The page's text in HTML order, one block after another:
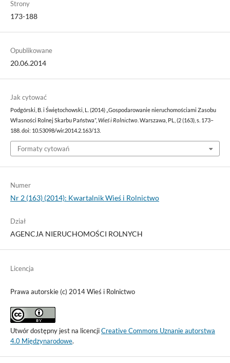
Strony
173-188
Opublikowane
20.06.2014
Jak cytować
Podgórski, B. i Świętochowski, L. (2014) „Gospodarowanie nieruchomościami Zasobu
Własności Rolnej Skarbu Państwa”, Wieś i Rolnictwo. Warszawa, PL, (2 (163), s. 173–
188. doi: 10.53098/wir.2014.2.163/13.
Formaty cytowań
Numer
Nr 2 (163) (2014): Kwartalnik Wieś i Rolnictwo
Dział
AGENCJA NIERUCHOMOŚCI ROLNYCH
Licencja
Prawa autorskie (c) 2014 Wieś i Rolnictwo
Utwór dostępny jest na licencjiCreative Commons Uznanie autorstwa
4.0 Międzynarodowe.